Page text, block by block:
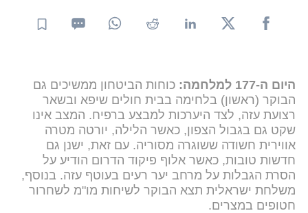
היום ה-177 למלחמה:
כוחות הביטחון ממשיכים גם
הבוקר (ראשון) בלחימה בבית חולים שיפא ובשאר
רצועת עזה, לצד היערכות למבצע ברפיח. המצב אינו
שקט גם בגבול הצפון, כאשר הלילה, יורטה מטרה
אווירית חשודה ששוגרה מסוריה. עם זאת, ישנן גם
חדשות טובות, כאשר אלוף פיקוד הדרום הודיע על
הסרת הגבלות על מרחב יער רעים בעוטף עזה. בנוסף,
משלחת ישראלית תצא הבוקר לשיחות מו"מ לשחרור
חטופים במצרים.